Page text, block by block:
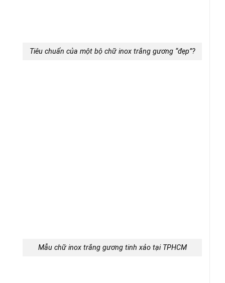
Tiêu chuẩn của một bộ chữ inox trắng gương “đẹp”?
Mẫu chữ inox trắng gương tinh xảo tại TPHCM